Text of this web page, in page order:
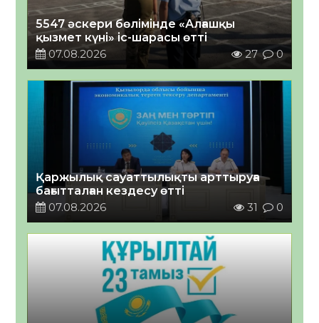
5547 әскери бөлімінде «Алғашқы
қызмет күні» іс-шарасы өтті
07.08.2026
27 0
Қаржылық сауаттылықты арттыруға
бағытталған кездесу өтті
07.08.2026
31 0